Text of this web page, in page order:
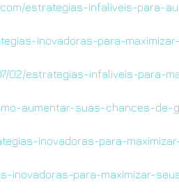
estrategias-infaliveis-para-
inovadoras-para-
02/estrategias-infaliveis-para-
aumentar-suas-chances-de-
inovadoras-para-
inovadoras-para-maximizar-